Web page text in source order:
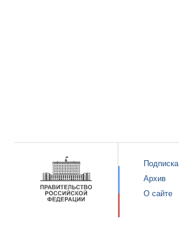
Подписка
Архив
О сайте